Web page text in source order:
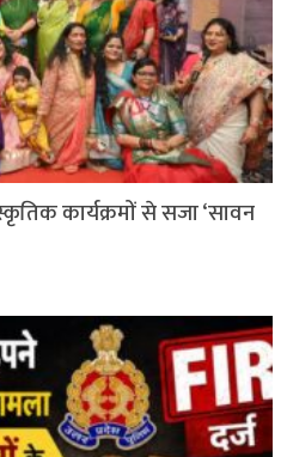
कार्यक्रमों से सजा ‘सावन